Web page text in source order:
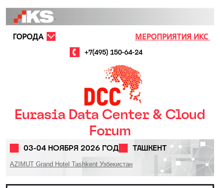
МЕРОПРИЯТИЯ ИКС
+7(495) 150-64-24
ГОРОДА
Eurasia Data Center & Cloud
Forum
03-04 НОЯБРЯ 2026 ГОД ТАШКЕНТ
AZIMUT Grand Hotel Tashkent Узбекистан